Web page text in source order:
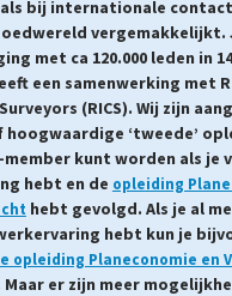
bij internationale
vergemakkelijkt.
met ca 120.000 leden in
een samenwerking met
(RICS). Wij zijn
‘tweede’
member kunt worden als je
hebt en de opleiding
hebt gevolgd. Als je al
hebt kun je
opleiding Planeconomie en
er zijn meer